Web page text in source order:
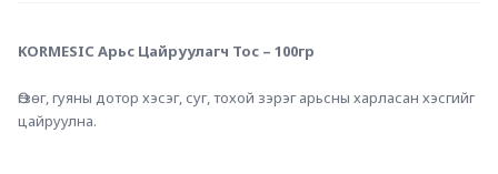
KORMESIC Арьс Цайруулагч Тос – 100гр
Өгзөг, гуяны дотор хэсэг, суг, тохой зэрэг арьсны харласан хэсгийг
цайруулна.